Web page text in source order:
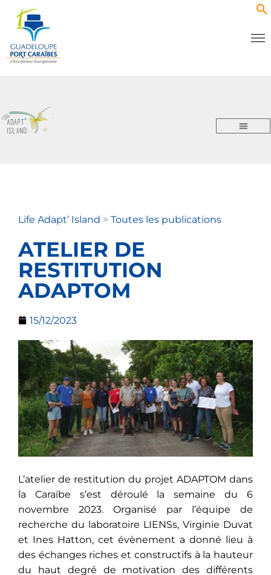
Life Adapt’ Island > Toutes les publications
ATELIER DE
RESTITUTION
ADAPTOM
15/12/2023
L’atelier de restitution du projet ADAPTOM dans
la Caraïbe s’est déroulé la semaine du 6
novembre 2023. Organisé par l’équipe de
recherche du laboratoire LIENSs, Virginie Duvat
et Ines Hatton, cet évènement a donné lieu à
des échanges riches et constructifs à la hauteur
du haut degré de motivation des différents